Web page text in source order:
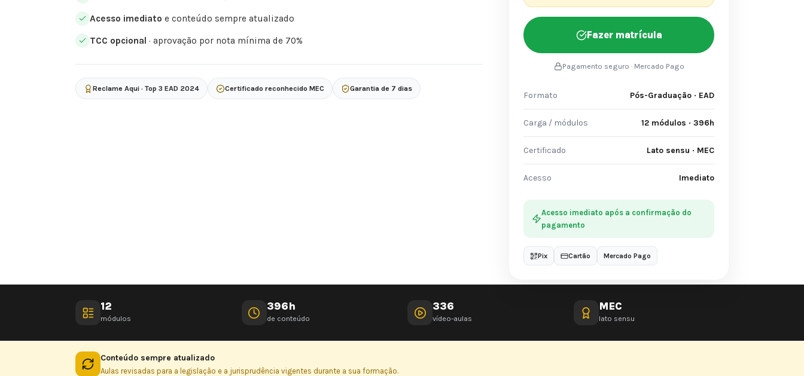
Acesso imediato e conteúdo sempre atualizado
TCC opcional · aprovação por nota mínima de 70%
Reclame Aqui · Top 3 EAD 2024 Certificado reconhecido MEC Garantia de 7 dias
Fazer matrícula
Pagamento seguro · Mercado Pago
Formato Pós-Graduação · EAD
Carga / módulos 12 módulos · 396h
Certificado Lato sensu · MEC
Acesso Imediato
Acesso imediato após a confirmação do
pagamento
Pix Cartão Mercado Pago
12
módulos
396h
de conteúdo
336
vídeo-aulas
MEC
lato sensu
Conteúdo sempre atualizado
Aulas revisadas para a legislação e a jurisprudência vigentes durante a sua formação.